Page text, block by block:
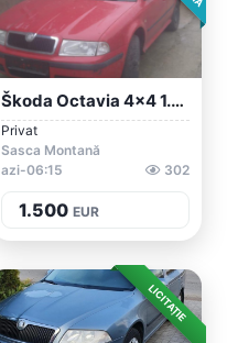
Škoda Octavia 4x4 1.9 Tdi
Privat
Sasca Montană
azi-06:15
302
1.500 EUR
LICITAȚIE